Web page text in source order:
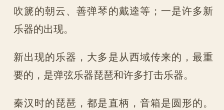
吹篪的朝云、善弹琴的戴逵等；一是许多新
乐器的出现。
新出现的乐器，大多是从西域传来的，最重
要的，是弹弦乐器琵琶和许多打击乐器。
秦汉时的琵琶，都是直柄，音箱是圆形的。